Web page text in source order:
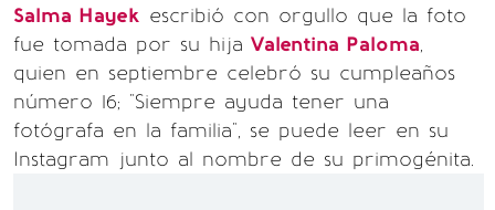
Salma Hayek escribió con orgullo que la foto
fue tomada por su hija Valentina Paloma,
quien en septiembre celebró su cumpleaños
número 16; "Siempre ayuda tener una
fotógrafa en la familia", se puede leer en su
Instagram junto al nombre de su primogénita.